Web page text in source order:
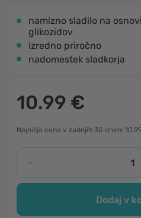
namizno sladilo na
glikozidov
izredno priročno
nadomestek sladkorja
10.99 €
Najnižja cena v zadnjih 30 dneh:
-
Dodaj v